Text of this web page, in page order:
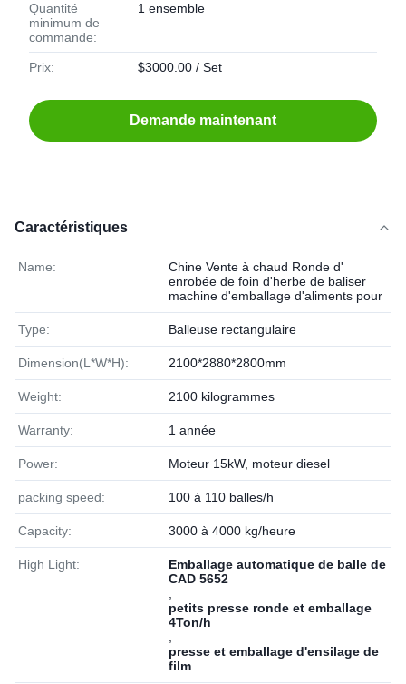
Quantité
minimum de
commande:
1 ensemble
Prix: $3000.00 / Set
Demande maintenant
Caractéristiques
Name:
Chine Vente à chaud Ronde d'
enrobée de foin d'herbe de baliser
machine d'emballage d'aliments pour
Type: Balleuse rectangulaire
Dimension(L*W*H): 2100*2880*2800mm
Weight: 2100 kilogrammes
Warranty: 1 année
Power: Moteur 15kW, moteur diesel
packing speed: 100 à 110 balles/h
Capacity: 3000 à 4000 kg/heure
High Light:
Emballage automatique de balle de
CAD 5652
petits presse ronde et emballage
4Ton/h
presse et emballage d'ensilage de
film